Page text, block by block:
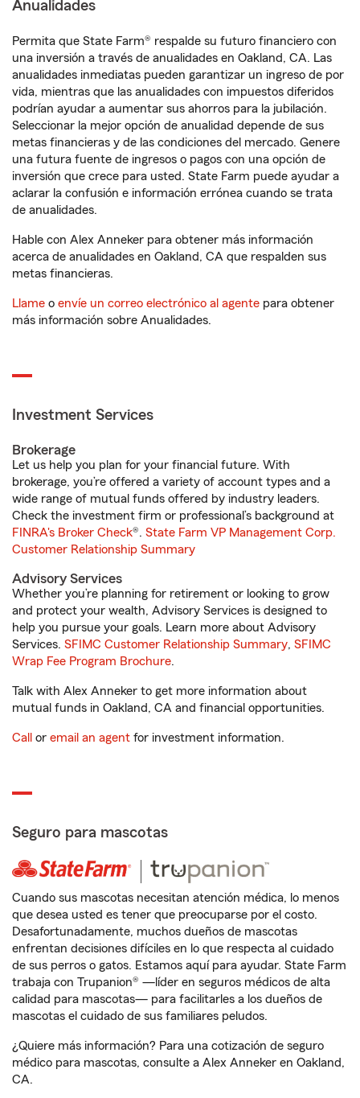
Anualidades
Permita que State Farm® respalde su futuro financiero con
una inversión a través de anualidades en Oakland, CA. Las
anualidades inmediatas pueden garantizar un ingreso de por
vida, mientras que las anualidades con impuestos diferidos
podrían ayudar a aumentar sus ahorros para la jubilación.
Seleccionar la mejor opción de anualidad depende de sus
metas financieras y de las condiciones del mercado. Genere
una futura fuente de ingresos o pagos con una opción de
inversión que crece para usted. State Farm puede ayudar a
aclarar la confusión e información errónea cuando se trata
de anualidades.
Hable con Alex Anneker para obtener más información
acerca de anualidades en Oakland, CA que respalden sus
metas financieras.
Llame o envíe un correo electrónico al agente para obtener
más información sobre Anualidades.
Investment Services
Brokerage
Let us help you plan for your financial future. With
brokerage, you’re offered a variety of account types and a
wide range of mutual funds offered by industry leaders.
Check the investment firm or professional’s background at
FINRA's Broker Check®. State Farm VP Management Corp.
Customer Relationship Summary
Advisory Services
Whether you’re planning for retirement or looking to grow
and protect your wealth, Advisory Services is designed to
help you pursue your goals. Learn more about Advisory
Services. SFIMC Customer Relationship Summary, SFIMC
Wrap Fee Program Brochure.
Talk with Alex Anneker to get more information about
mutual funds in Oakland, CA and financial opportunities.
Call or email an agent for investment information.
Seguro para mascotas
Cuando sus mascotas necesitan atención médica, lo menos
que desea usted es tener que preocuparse por el costo.
Desafortunadamente, muchos dueños de mascotas
enfrentan decisiones difíciles en lo que respecta al cuidado
de sus perros o gatos. Estamos aquí para ayudar. State Farm
trabaja con Trupanion® —líder en seguros médicos de alta
calidad para mascotas— para facilitarles a los dueños de
mascotas el cuidado de sus familiares peludos.
¿Quiere más información? Para una cotización de seguro
médico para mascotas, consulte a Alex Anneker en Oakland,
CA.